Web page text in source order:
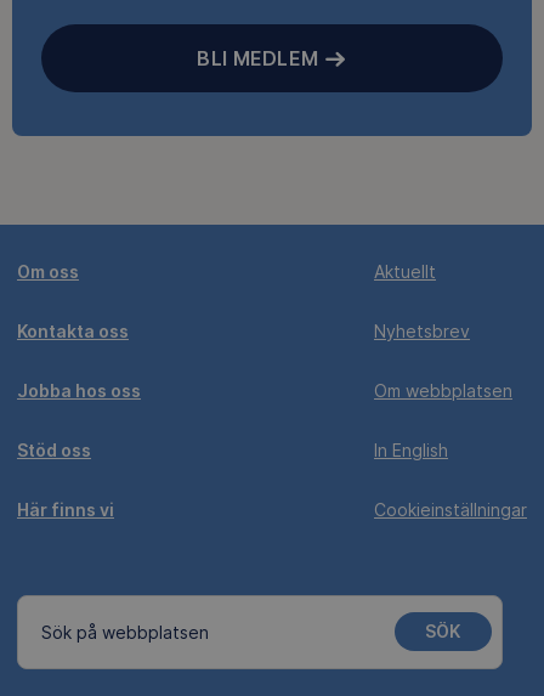
BLI MEDLEM
Om oss
Kontakta oss
Jobba hos oss
Stöd oss
Här finns vi
Aktuellt
Nyhetsbrev
Om webbplatsen
In English
Cookieinställningar
Sök på webbplatsen SÖK